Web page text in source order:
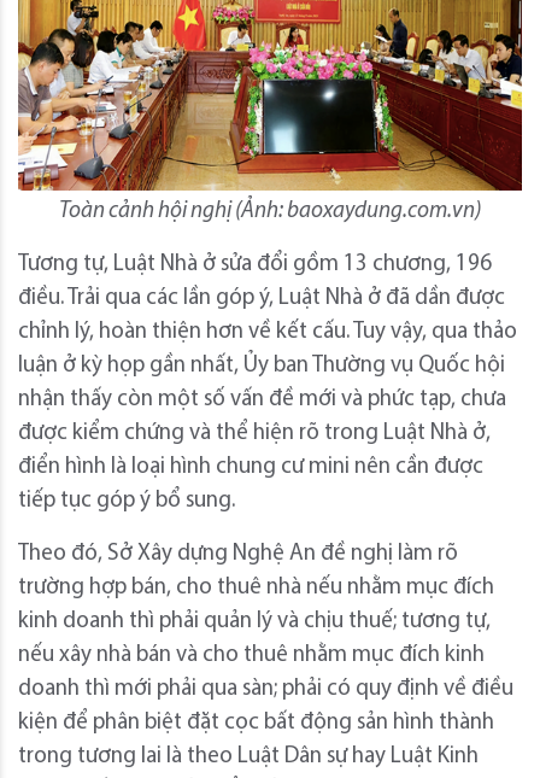
Toàn cảnh hội nghị (Ảnh: baoxaydung.com.vn)
Tương tự, Luật Nhà ở sửa đổi gồm 13 chương, 196
điều. Trải qua các lần góp ý, Luật Nhà ở đã dần được
chỉnh lý, hoàn thiện hơn về kết cấu. Tuy vậy, qua thảo
luận ở kỳ họp gần nhất, Ủy ban Thường vụ Quốc hội
nhận thấy còn một số vấn đề mới và phức tạp, chưa
được kiểm chứng và thể hiện rõ trong Luật Nhà ở,
điển hình là loại hình chung cư mini nên cần được
tiếp tục góp ý bổ sung.
Theo đó, Sở Xây dựng Nghệ An đề nghị làm rõ
trường hợp bán, cho thuê nhà nếu nhằm mục đích
kinh doanh thì phải quản lý và chịu thuế; tương tự,
nếu xây nhà bán và cho thuê nhằm mục đích kinh
doanh thì mới phải qua sàn; phải có quy định về điều
kiện để phân biệt đặt cọc bất động sản hình thành
trong tương lai là theo Luật Dân sự hay Luật Kinh